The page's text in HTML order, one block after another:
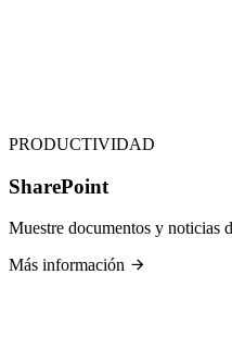
PRODUCTIVIDAD
SharePoint
Muestre documentos y noticias
Más información